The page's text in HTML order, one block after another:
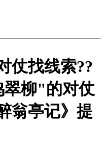
仗找线索??
柳"的对仗
翁亭记》提